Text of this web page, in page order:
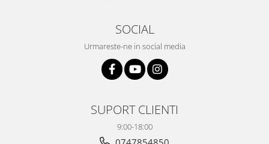
SOCIAL
Urmareste-ne in social media
SUPORT CLIENTI
9:00-18:00